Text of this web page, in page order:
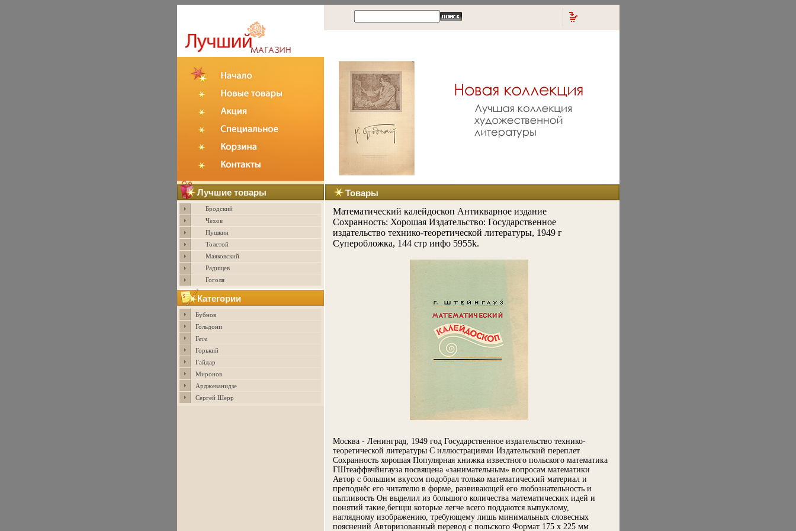
Лучшие товары
Бродский
Чехов
Пушкин
Толстой
Маяковский
Радищев
Гоголя
Категории
Бубнов
Гольдони
Гете
Горький
Гайдар
Миронов
Арджеванидзе
Сергей Шерр
Товары
Математический калейдоскоп Антикварное издание
Сохранность: Хорошая Издательство: Государственное
издательство технико-теоретической литературы, 1949 г
Суперобложка, 144 стр инфо 5955k.
Москва - Ленинград, 1949 год Государственное издательство технико-
теоретической литературы С иллюстрациями Издательский переплет
Сохранность хорошая Популярная книжка известного польского математика
ГШтеаффвчйнгауза посвящена «занимательным» вопросам математики
Автор с большим вкусом подобрал только математический материал и
преподнёс его читателю в форме, развивающей его любознательность и
пытливость Он выделил из большого количества математических идей и
понятий такие,бегщш которые легче всего поддаются выпуклому,
наглядному изображению, требующему лишь минимальных словесных
пояснений Авторизованный перевод с польского Формат 175 х 225 мм